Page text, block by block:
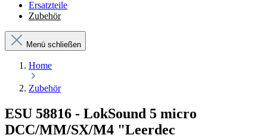
Ersatzteile
Zubehör
Menü schließen
Home
Zubehör
ESU 58816 - LokSound 5 micro
DCC/MM/SX/M4 "Leerdec